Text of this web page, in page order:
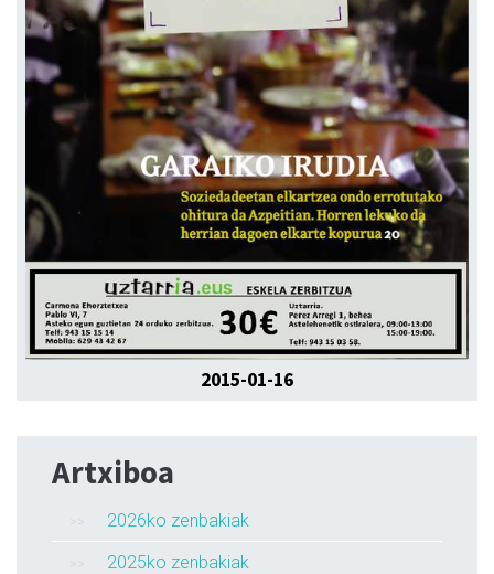
2015-01-16
Artxiboa
2026ko zenbakiak
2025ko zenbakiak